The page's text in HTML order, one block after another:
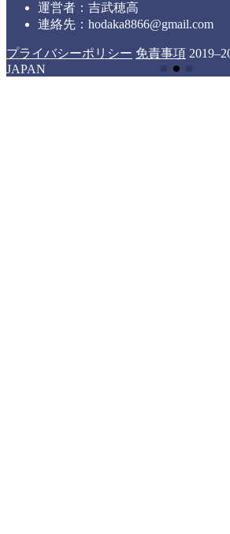
運営者：吉武穂高
連絡先：hodaka8866@gmail.com
プライバシーポリシー 免責事項
JAPAN